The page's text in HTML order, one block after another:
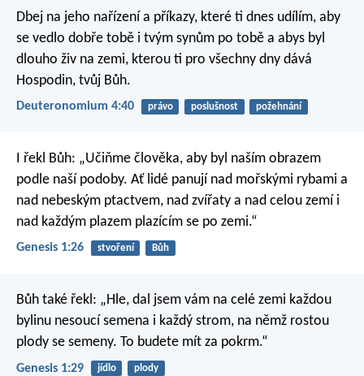
Dbej na jeho nařízení a příkazy, které ti dnes udílím, aby
se vedlo dobře tobě i tvým synům po tobě a abys byl
dlouho živ na zemi, kterou ti pro všechny dny dává
Hospodin, tvůj Bůh.
Deuteronomium 4:40 právo poslušnost požehnání
I řekl Bůh: „Učiňme člověka, aby byl naším obrazem
podle naší podoby. Ať lidé panují nad mořskými rybami a
nad nebeským ptactvem, nad zvířaty a nad celou zemí i
nad každým plazem plazícím se po zemi.“
Genesis 1:26 stvoření Bůh
Bůh také řekl: „Hle, dal jsem vám na celé zemi každou
bylinu nesoucí semena i každý strom, na němž rostou
plody se semeny. To budete mít za pokrm.“
Genesis 1:29 jídlo plody